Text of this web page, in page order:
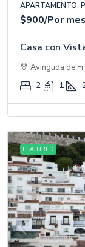
APARTAMENTO,
$900/Por mes
Casa con
Avinguda de
2 1
FEATURED